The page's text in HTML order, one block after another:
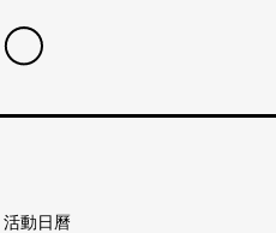
活動日曆